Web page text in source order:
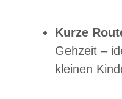
Kurze
Gehzeit –
kleinen